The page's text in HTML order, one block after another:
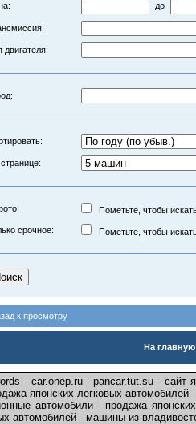
до
двигателя:
Пометьте, чтобы
срочное: Пометьте, чтобы
к просмотру
На главную
- car.onep.ru - pancar.tut.su - сайт
японских легковых
автомобили - продажа
автомобилей - машины из